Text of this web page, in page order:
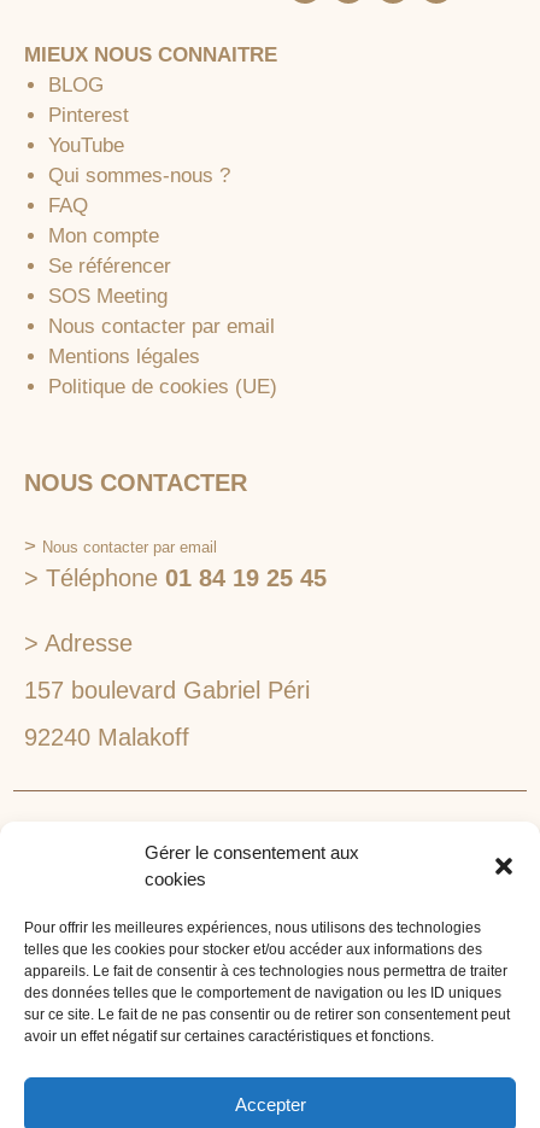
Gérer le consentement aux
cookies
Pour offrir les meilleures expériences, nous utilisons des technologies
telles que les cookies pour stocker et/ou accéder aux informations des
appareils. Le fait de consentir à ces technologies nous permettra de traiter
des données telles que le comportement de navigation ou les ID uniques
sur ce site. Le fait de ne pas consentir ou de retirer son consentement peut
avoir un effet négatif sur certaines caractéristiques et fonctions.
Accepter
MIEUX NOUS CONNAITRE
BLOG
Pinterest
YouTube
Qui sommes-nous ?
FAQ
Mon compte
Se référencer
SOS Meeting
Nous contacter par email
Mentions légales
Politique de cookies (UE)
NOUS CONTACTER
> Nous contacter par email
> Téléphone 01 84 19 25 45
> Adresse
157 boulevard Gabriel Péri
92240 Malakoff
1lieu1salle est spécialisé dans la recherche de lieux
événements d'entreprise. 1lieu1salle recherche
gratuitement pour vous, votre lieu de séminaire idéal :
château, domaine, hôtel, lieu atypique et dans
l'environnement que vous souhaitez, en ville, au vert, au
bord d'un lac ou de la mer.
ORGANISATION DE SÉMINAIRE CLÉ EN MAIN